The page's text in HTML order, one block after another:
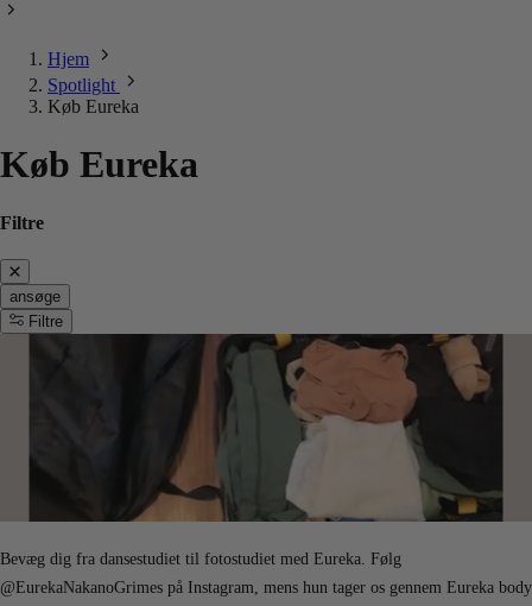
Hjem
Spotlight
Køb Eureka
Køb Eureka
Filtre
ansøge
Filtre
Bevæg dig fra dansestudiet til fotostudiet med Eureka. Følg
@EurekaNakanoGrimes på Instagram, mens hun tager os gennem Eureka body